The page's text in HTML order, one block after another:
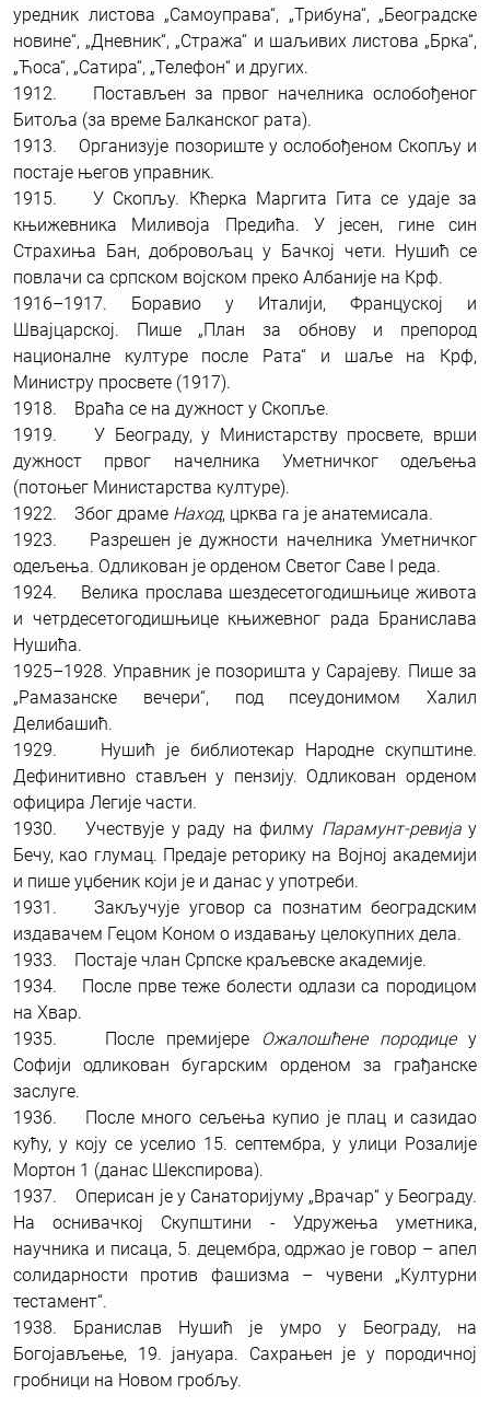
уредник листова „Самоуправа“, „Трибуна“, „Београдске
новине“, „Дневник“, „Стража“ и шаљивих листова „Брка“,
„Ћоса“, „Сатира“, „Телефон“ и других.
1912. Постављен за првог начелника ослобођеног
Битоља (за време Балканског рата).
1913. Организује позориште у ослобођеном Скопљу и
постаје његов управник.
1915. У Скопљу. Кћерка Маргита Гита се удаје за
књижевника Миливоја Предића. У јесен, гине син
Страхиња Бан, добровољац у Бачкој чети. Нушић се
повлачи са српском војском преко Албаније на Крф.
1916–1917. Боравио у Италији, Француској и
Швајцарској. Пише „План за обнову и препород
националне културе после Рата“ и шаље на Крф,
Министру просвете (1917).
1918. Враћа се на дужност у Скопље.
1919. У Београду, у Министарству просвете, врши
дужност првог начелника Уметничког одељења
(потоњег Министарства културе).
1922. Због драме Наход, црква га је анатемисала.
1923. Разрешен је дужности начелника Уметничког
одељења. Одликован је орденом Светог Саве I реда.
1924. Велика прослава шездесетогодишњице живота
и четрдесетогодишњице књижевног рада Бранислава
Нушића.
1925–1928. Управник је позоришта у Сарајеву. Пише за
„Рамазанске вечери“, под псеудонимом Халил
Делибашић.
1929. Нушић је библиотекар Народне скупштине.
Дефинитивно стављен у пензију. Одликован орденом
официра Легије части.
1930. Учествује у раду на филму Парамунт-ревијау
Бечу, као глумац. Предаје реторику на Војној академији
и пише уџбеник који је и данас у употреби.
1931. Закључује уговор са познатим београдским
издавачем Гецом Коном о издавању целокупних дела.
1933. Постаје члан Српске краљевске академије.
1934. После прве теже болести одлази са породицом
на Хвар.
1935. После премијере
Ожалошћене породицеу
Софији одликован бугарским орденом за грађанске
заслуге.
1936. После много сељења купио је плац и сазидао
кућу, у коју се уселио 15. септембра, у улици Розалије
Мортон 1 (данас Шекспирова).
1937. Оперисан је у Санаторијуму „Врачар“ у Београду.
На оснивачкој Скупштини - Удружења уметника,
научника и писаца, 5. децембра, одржао је говор – апел
солидарности против фашизма – чувени „Културни
тестамент“.
1938. Бранислав Нушић је умро у Београду, на
Богојављење, 19. јануара. Сахрањен је у породичној
гробници на Новом гробљу.